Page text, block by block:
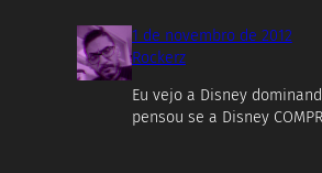
1 de novembro de 2012
Rockerz
Eu vejo a Disney
pensou se a Disney